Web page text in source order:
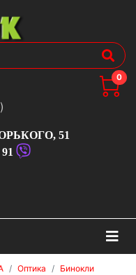
0
51
Оптика
Бинокли